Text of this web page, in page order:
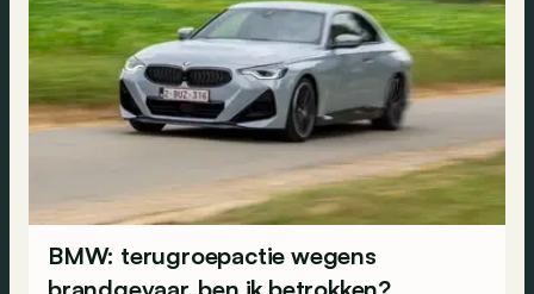
BMW: terugroepactie wegens